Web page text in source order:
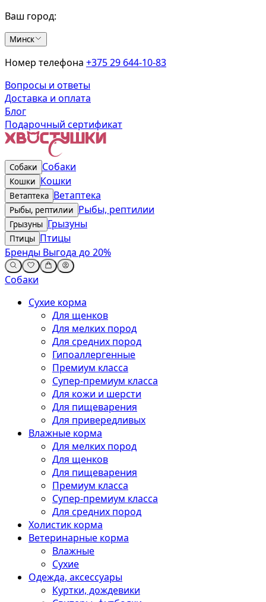
Ваш город:
Минск
Номер телефона +375 29 644-10-83
Вопросы и ответы
Доставка и оплата
Блог
Подарочный сертификат
Собаки Собаки
Кошки Кошки
Ветаптека Ветаптека
Рыбы, рептилии Рыбы, рептилии
Грызуны Грызуны
Птицы Птицы
Бренды Выгода до 20%
Собаки
Сухие корма
Для щенков
Для мелких пород
Для средних пород
Гипоаллергенные
Премиум класса
Супер-премиум класса
Для кожи и шерсти
Для пищеварения
Для привередливых
Влажные корма
Для мелких пород
Для щенков
Для пищеварения
Премиум класса
Супер-премиум класса
Для средних пород
Холистик корма
Ветеринарные корма
Влажные
Сухие
Одежда, аксессуары
Куртки, дождевики